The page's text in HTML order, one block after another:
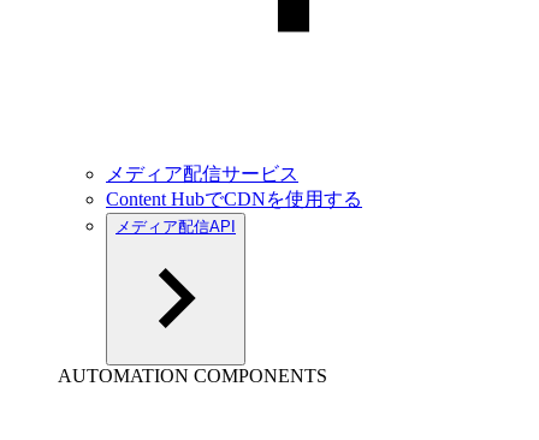
メディア配信サービス
Content HubでCDNを使用する
メディア配信API
AUTOMATION COMPONENTS